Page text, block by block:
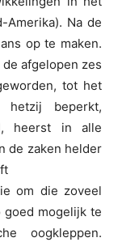
Amerika). Na de
op te maken.
afgelopen zes
tot het
hetzij beperkt,
heerst in alle
de zaken helder
om die zoveel
goed mogelijk te
oogkleppen.